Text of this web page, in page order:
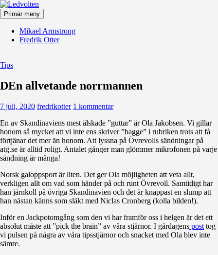
Hoppa
till
innehåll
Ledvolten
Primär meny
Mikael Armstrong
Fredrik Otter
Tips
DEn allvetande norrmannen
7 juli, 2020 fredrikotter 1 kommentar
En av Skandinaviens mest älskade ”guttar” är Ola Jakobsen. Vi gillar
honom så mycket att vi inte ens skriver ”bagge” i rubriken trots att få
förtjänar det mer än honom. Att lyssna på Övrevolls sändningar på
atg.se är alltid roligt. Antalet gånger man glömmer mikrofonen på varje
sändning är många!
Norsk galoppsport är liten. Det ger Ola möjligheten att veta allt,
verkligen allt om vad som händer på och runt Övrevoll. Samtidigt har
han järnkoll på övriga Skandinavien och det är knappast en slump att
han nästan känns som släkt med Niclas Cronberg (kolla bilden!).
Inför en Jackpotomgång som den vi har framför oss i helgen är det ett
absolut måste att ”pick the brain” av våra stjärnor. I gårdagens post tog
vi pulsen på några av våra tipsstjärnor och snacket med Ola blev inte
sämre.